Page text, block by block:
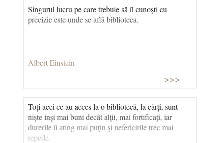
Singurul lucru pe care trebuie să îl cunoşti cu
precizie este unde se află biblioteca.
Albert Einstein
>>>
Toţi acei ce au acces la o bibliotecă, la cărţi, sunt
nişte inşi mai buni decât alţii, mai fortificaţi, iar
durerile îi ating mai puţin şi nefericirile trec mai
repede.